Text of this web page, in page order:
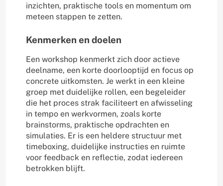
inzichten, praktische tools en momentum om
meteen stappen te zetten.
Kenmerken en doelen
Een workshop kenmerkt zich door actieve
deelname, een korte doorlooptijd en focus op
concrete uitkomsten. Je werkt in een kleine
groep met duidelijke rollen, een begeleider
die het proces strak faciliteert en afwisseling
in tempo en werkvormen, zoals korte
brainstorms, praktische opdrachten en
simulaties. Er is een heldere structuur met
timeboxing, duidelijke instructies en ruimte
voor feedback en reflectie, zodat iedereen
betrokken blijft.